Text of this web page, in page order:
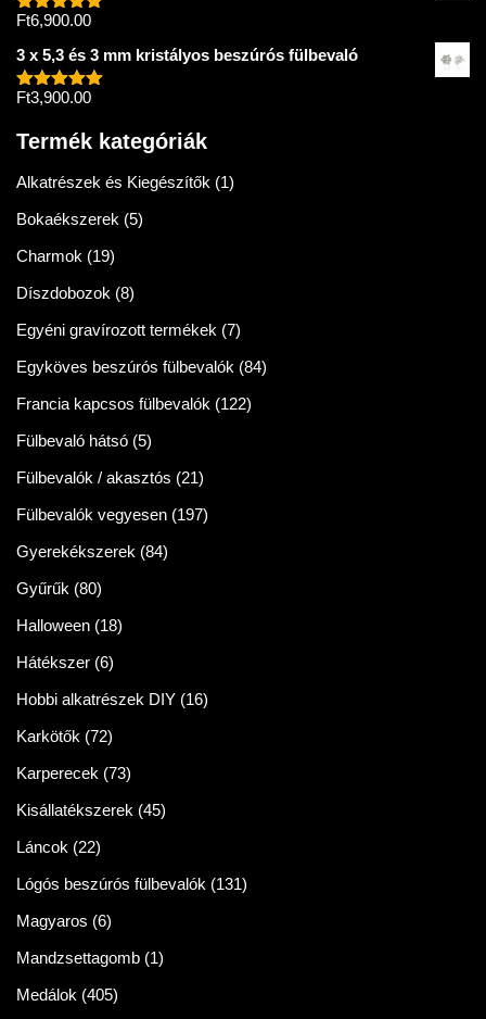
Értékelés:
Ft6,900.00
3 x 5,3 és 3 mm kristályos beszúrós fülbevaló
Értékelés:
Ft3,900.00
Termék kategóriák
Alkatrészek és Kiegészítők (1)
Bokaékszerek (5)
Charmok (19)
Díszdobozok (8)
Egyéni gravírozott termékek (7)
Egyköves beszúrós fülbevalók (84)
Francia kapcsos fülbevalók (122)
Fülbevaló hátsó (5)
Fülbevalók / akasztós (21)
Fülbevalók vegyesen (197)
Gyerekékszerek (84)
Gyűrűk (80)
Halloween (18)
Hátékszer (6)
Hobbi alkatrészek DIY (16)
Karkötők (72)
Karperecek (73)
Kisállatékszerek (45)
Láncok (22)
Lógós beszúrós fülbevalók (131)
Magyaros (6)
Mandzsettagomb (1)
Medálok (405)